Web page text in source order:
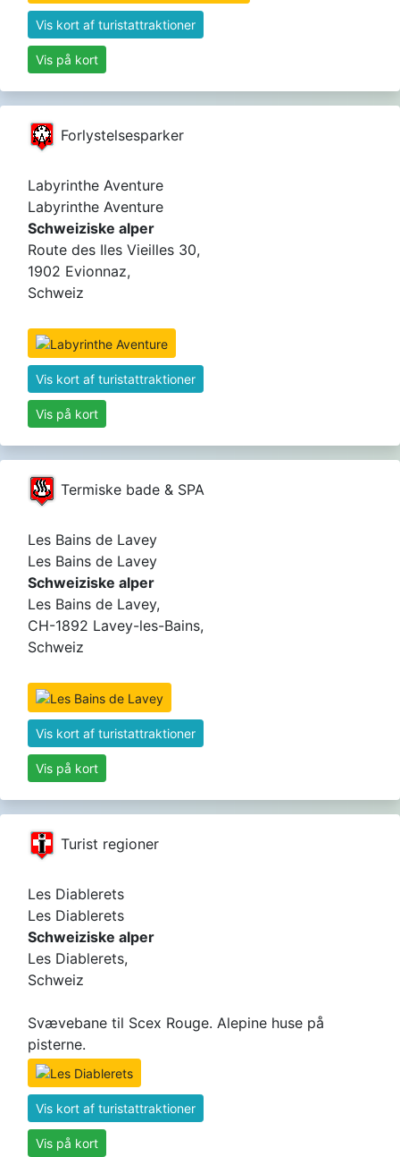
Vis kort af turistattraktioner
Vis på kort
Forlystelsesparker
Labyrinthe Aventure
Labyrinthe Aventure
Schweiziske alper
Route des Iles Vieilles 30,
1902 Evionnaz,
Schweiz
Vis kort af turistattraktioner
Vis på kort
Termiske bade & SPA
Les Bains de Lavey
Les Bains de Lavey
Schweiziske alper
Les Bains de Lavey,
CH-1892 Lavey-les-Bains,
Schweiz
Vis kort af turistattraktioner
Vis på kort
Turist regioner
Les Diablerets
Les Diablerets
Schweiziske alper
Les Diablerets,
Schweiz
Svævebane til Scex Rouge. Alepine huse på
pisterne.
Vis kort af turistattraktioner
Vis på kort